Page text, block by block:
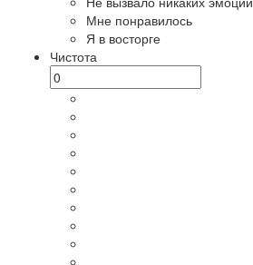
Мне понравилось
Я в восторге
Чистота